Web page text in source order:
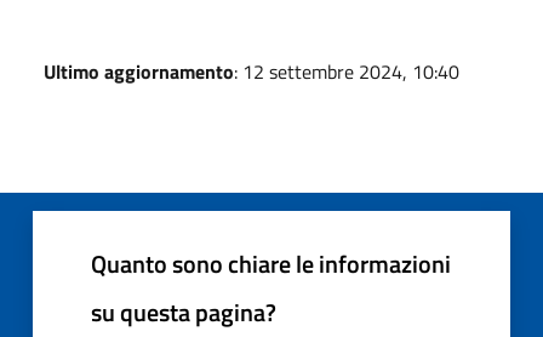
Ultimo aggiornamento: 12 settembre 2024, 10:40
Quanto sono chiare le informazioni
su questa pagina?